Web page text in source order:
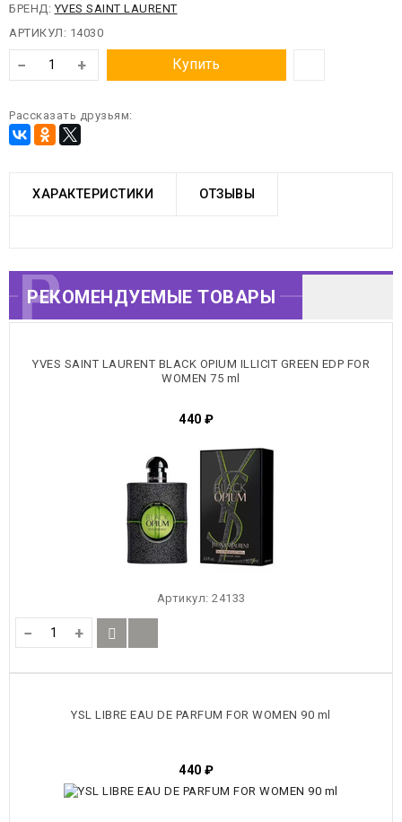
БРЕНД: YVES SAINT LAURENT
АРТИКУЛ: 14030
− + Купить
Рассказать друзьям:
ХАРАКТЕРИСТИКИ ОТЗЫВЫ
РЕКОМЕНДУЕМЫЕ
ТОВАРЫ
РЕКОМЕНДУЕМЫЕ ТОВАРЫ
YVES SAINT LAURENT BLACK OPIUM ILLICIT GREEN EDP FOR
WOMEN 75 ml
440 ₽
Артикул: 24133
− +
YSL LIBRE EAU DE PARFUM FOR WOMEN 90 ml
440 ₽